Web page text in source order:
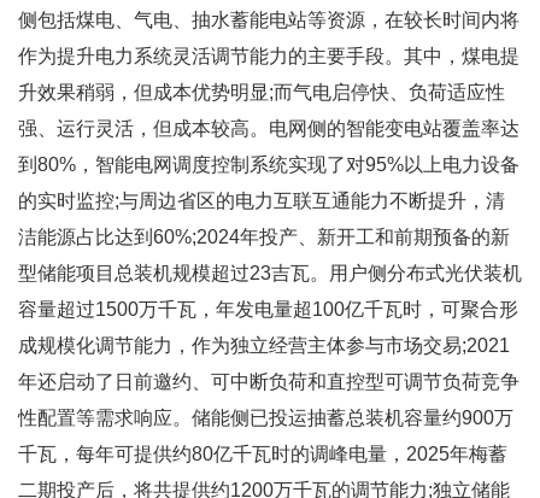
侧包括煤电、气电、抽水蓄能电站等资源，在较长时间内将
作为提升电力系统灵活调节能力的主要手段。其中，煤电提
升效果稍弱，但成本优势明显;而气电启停快、负荷适应性
强、运行灵活，但成本较高。电网侧的智能变电站覆盖率达
到80%，智能电网调度控制系统实现了对95%以上电力设备
的实时监控;与周边省区的电力互联互通能力不断提升，清
洁能源占比达到60%;2024年投产、新开工和前期预备的新
型储能项目总装机规模超过23吉瓦。用户侧分布式光伏装机
容量超过1500万千瓦，年发电量超100亿千瓦时，可聚合形
成规模化调节能力，作为独立经营主体参与市场交易;2021
年还启动了日前邀约、可中断负荷和直控型可调节负荷竞争
性配置等需求响应。储能侧已投运抽蓄总装机容量约900万
千瓦，每年可提供约80亿千瓦时的调峰电量，2025年梅蓄
二期投产后，将共提供约1200万千瓦的调节能力;独立储能